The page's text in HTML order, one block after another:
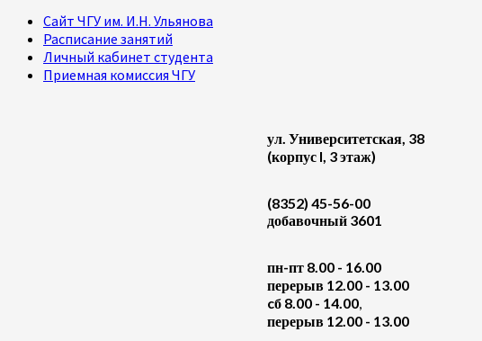
Сайт ЧГУ им. И.Н. Ульянова
Расписание занятий
Личный кабинет студента
Приемная комиссия ЧГУ
ул. Университетская, 38
(корпус I, 3 этаж)
(8352) 45-56-00
добавочный 3601
пн-пт 8.00 - 16.00
перерыв 12.00 - 13.00
cб 8.00 - 14.00
перерыв 12.00 - 13.00